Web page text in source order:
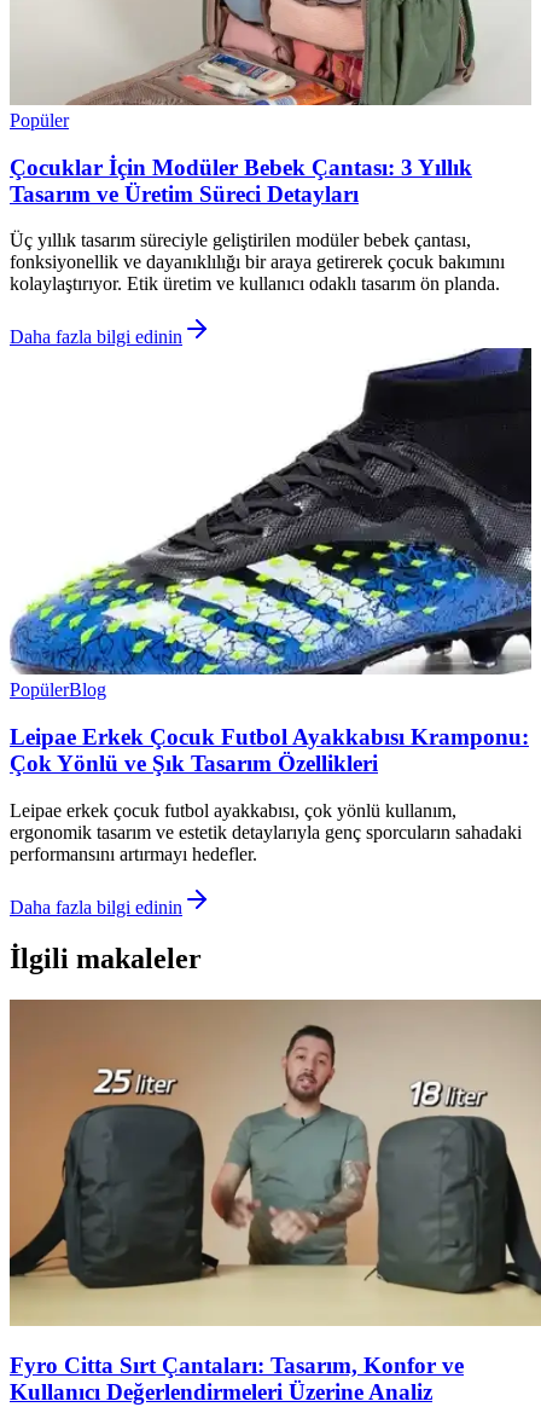
Popüler
Çocuklar İçin Modüler Bebek Çantası: 3 Yıllık
Tasarım ve Üretim Süreci Detayları
Üç yıllık tasarım süreciyle geliştirilen modüler bebek çantası,
fonksiyonellik ve dayanıklılığı bir araya getirerek çocuk bakımını
kolaylaştırıyor. Etik üretim ve kullanıcı odaklı tasarım ön planda.
Daha fazla bilgi edinin
PopülerBlog
Leipae Erkek Çocuk Futbol Ayakkabısı Kramponu:
Çok Yönlü ve Şık Tasarım Özellikleri
Leipae erkek çocuk futbol ayakkabısı, çok yönlü kullanım,
ergonomik tasarım ve estetik detaylarıyla genç sporcuların sahadaki
performansını artırmayı hedefler.
Daha fazla bilgi edinin
İlgili makaleler
Fyro Citta Sırt Çantaları: Tasarım, Konfor ve
Kullanıcı Değerlendirmeleri Üzerine Analiz